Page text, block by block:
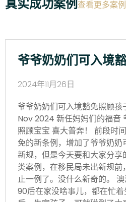
真实成功案例查看更多案例
爷爷奶奶们可入境
2024年11月26日
爷爷奶奶们可入境豁免照顾
Nov 2024 新任妈妈们的福音
照顾宝宝 喜大普奔！ 前段时
免的新条例，增加了爷爷奶
新规，但是今天要和大家分
类案例，在移民局未出新规
止一例了。没什么新奇的。 澳
90后在家没啥事儿，都在忙